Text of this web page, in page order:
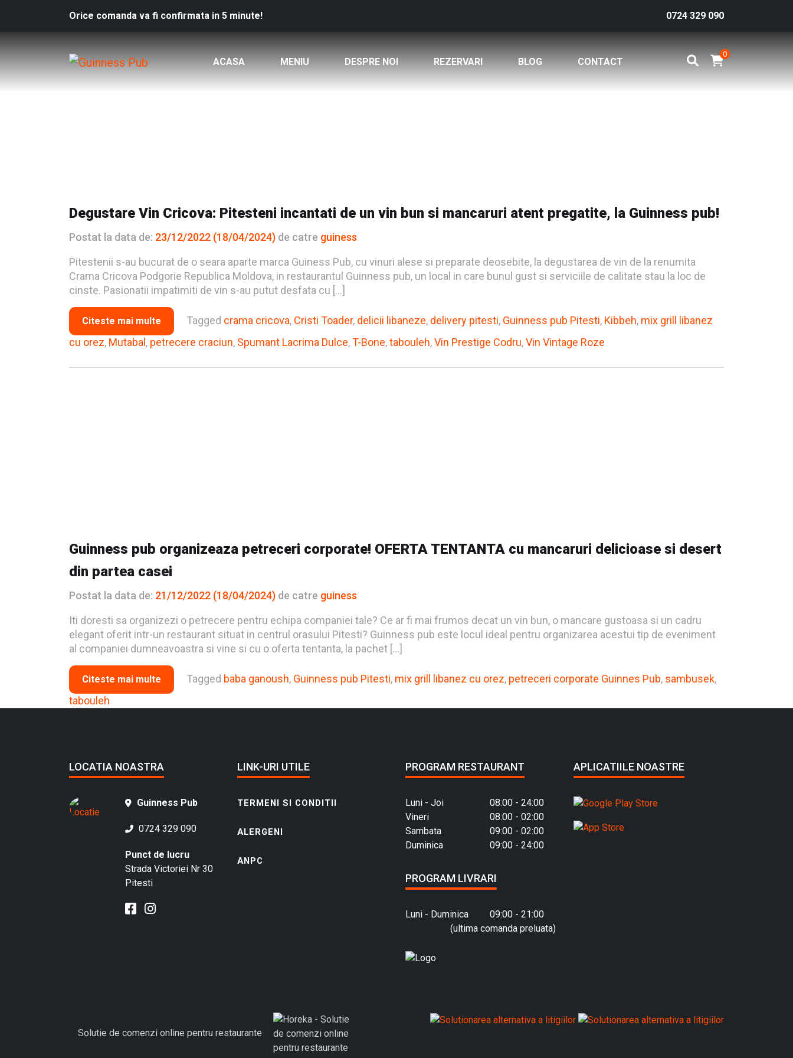
Orice comanda va fi confirmata in 5 minute! 0724 329 090
ACASA MENIU DESPRE NOI REZERVARI BLOG CONTACT
0
Degustare Vin Cricova: Pitesteni incantati de un vin bun si mancaruri atent pregatite, la Guinness pub!
Postat la data de: 23/12/2022 (18/04/2024) de catre guiness
Pitestenii s-au bucurat de o seara aparte marca Guiness Pub, cu vinuri alese si preparate deosebite, la degustarea de vin de la renumita
Crama Cricova Podgorie Republica Moldova, in restaurantul Guinness pub, un local in care bunul gust si serviciile de calitate stau la loc de
cinste. Pasionatii impatimiti de vin s-au putut desfata cu […]
Citeste mai multe Tagged crama cricova, Cristi Toader, delicii libaneze, delivery pitesti, Guinness pub Pitesti, Kibbeh, mix grill libanez
cu orez, Mutabal , petrecere craciun, Spumant Lacrima Dulce,T-Bone,tabouleh,Vin Prestige Codru,Vin Vintage Roze
Guinness pub organizeaza petreceri corporate! OFERTA TENTANTA cu mancaruri delicioase si desert
din partea casei
Postat la data de: 21/12/2022 (18/04/2024) de catre guiness
Iti doresti sa organizezi o petrecere pentru echipa companiei tale? Ce ar fi mai frumos decat un vin bun, o mancare gustoasa si un cadru
elegant oferit intr-un restaurant situat in centrul orasului Pitesti? Guinness pub este locul ideal pentru organizarea acestui tip de eveniment
al companiei dumneavoastra si vine si cu o oferta tentanta, la pachet […]
Citeste mai multe Tagged baba ganoush, Guinness pub Pitesti, mix grill libanez cu orez, petreceri corporate Guinnes Pub, sambusek,
tabouleh
LOCATIA NOASTRA
Guinness Pub
0724 329 090
Punct de lucru
Strada Victoriei Nr 30
Pitesti
LINK-URI UTILE
TERMENI SI CONDITII
ALERGENI
ANPC
PROGRAM RESTAURANT
Luni - Joi
08:00 - 24:00
Vineri
08:00 - 02:00
Sambata
09:00 - 02:00
Duminica
09:00 - 24:00
PROGRAM LIVRARI
Luni - Duminica
09:00 - 21:00
(ultima comanda preluata)
APLICATIILE NOASTRE
Solutie de comenzi online pentru restaurante